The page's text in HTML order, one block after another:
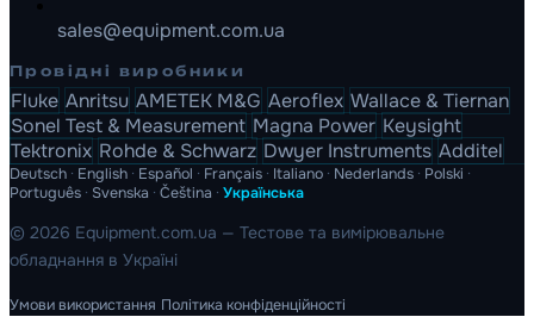
sales@equipment.com.ua
Провідні виробники
Fluke Anritsu AMETEK M&G Aeroflex Wallace & Tiernan
Sonel Test & Measurement Magna Power Keysight
Tektronix Rohde & Schwarz Dwyer Instruments Additel
Deutsch · English · Español · Français · Italiano · Nederlands · Polski ·
Português · Svenska · Čeština · Українська
© 2026 Equipment.com.ua — Тестове та вимірювальне
обладнання в Україні
Умови використання Політика конфіденційності